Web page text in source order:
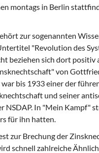
montags in Berlin
zur sogenannten
"Revolution des
beziehen sich dort
von
war bis 1933 einer der
und seiner
NSDAP. In "Mein Kampf"
für ihn hatten.
zur Brechung der
schnell zahlreiche